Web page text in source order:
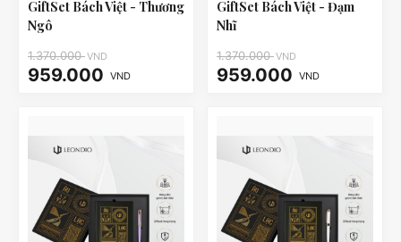
GiftSet Bách Việt - Thương
Ngô
1.370.000VND
959.000 VND
GiftSet Bách Việt - Đạm
Nhĩ
1.370.000VND
959.000 VND